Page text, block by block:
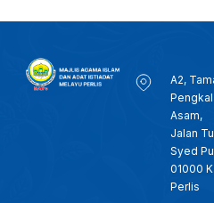
A2,
Asam,
Jalan
Syed
01000
Perlis